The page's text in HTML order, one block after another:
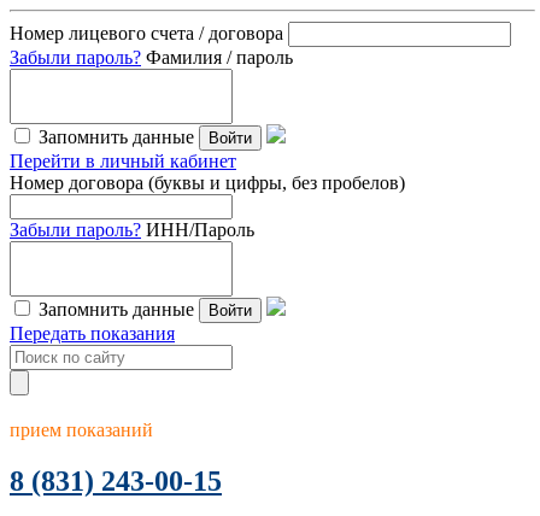
Номер лицевого счета / договора
Забыли пароль? Фамилия / пароль
Запомнить данные Войти
Перейти в личный кабинет
Номер договора (буквы и цифры, без пробелов)
Забыли пароль? ИНН/Пароль
Запомнить данные Войти
Передать показания
прием показаний
8 (831) 243-00-15